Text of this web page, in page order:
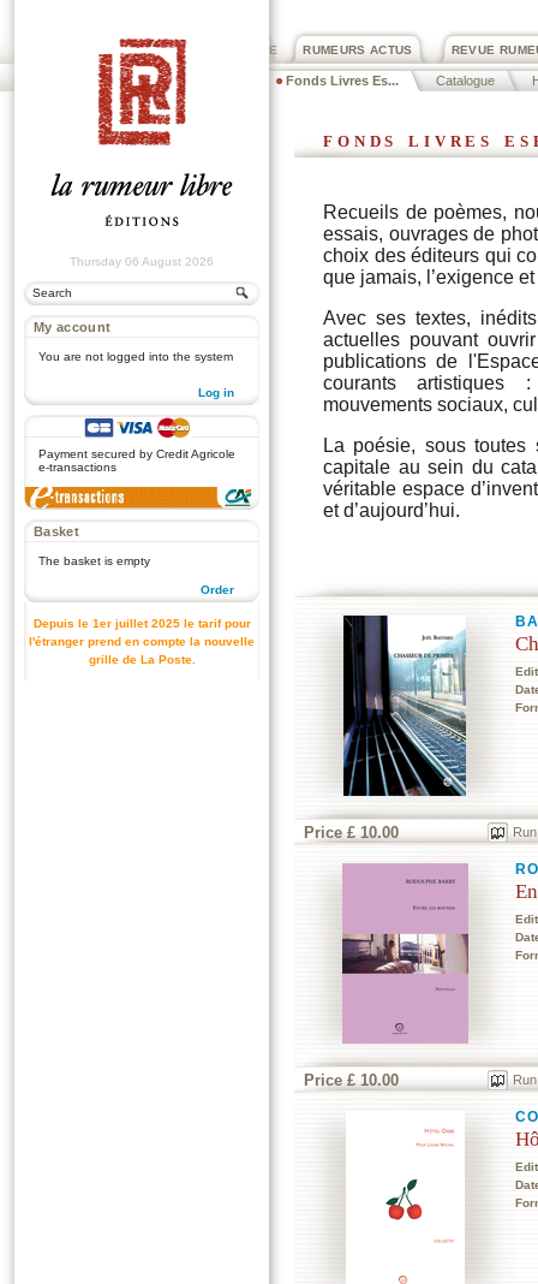
REVUE
RUMEURS ACTUS
PRIX ROGER DEXTRE
Fonds Livres Es... Catalogue
Thursday 06 August 2026
My account
You are not logged into the system
Log in
Payment secured by Credit Agricole
e-transactions
Basket
The basket is empty
Order
Depuis le 1er juillet 2025 le tarif pour
l'étranger prend en compte la nouvelle
grille de La Poste.
fonds livres
Recueils de poèmes,
essais, ouvrages de
choix des éditeurs qui
que jamais, l’exigence
Avec ses textes,
actuelles pouvant
publications de
courants artistiques
mouvements sociaux,
La poésie, sous
capitale au sein du
véritable espace
et d’aujourd’hui.
Price £ 10.00
Price £ 10.00